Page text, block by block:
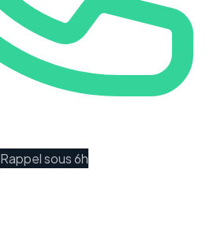
Rappel sous 6h